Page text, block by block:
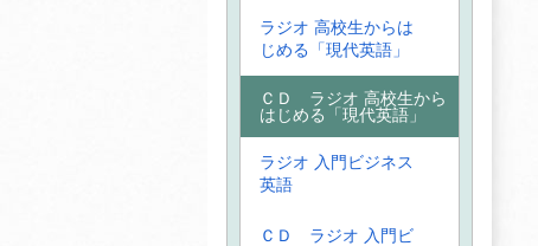
ラジオ 高校生からは
じめる「現代英語」
ＣＤ ラジオ 高校生から
はじめる「現代英語」
ラジオ 入門ビジネス
英語
ＣＤ ラジオ 入門ビ